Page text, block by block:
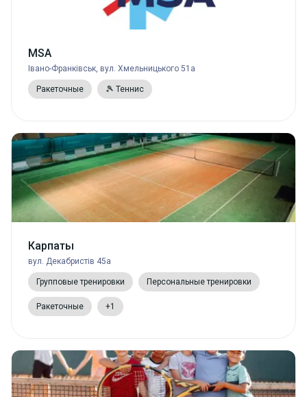
MSA
Івано-Франківськ, вул. Хмельницького 51а
Ракеточные 🎾 Теннис
Карпаты
вул. Декабристів 45а
Групповые тренировки Персональные тренировки
Ракеточные +1